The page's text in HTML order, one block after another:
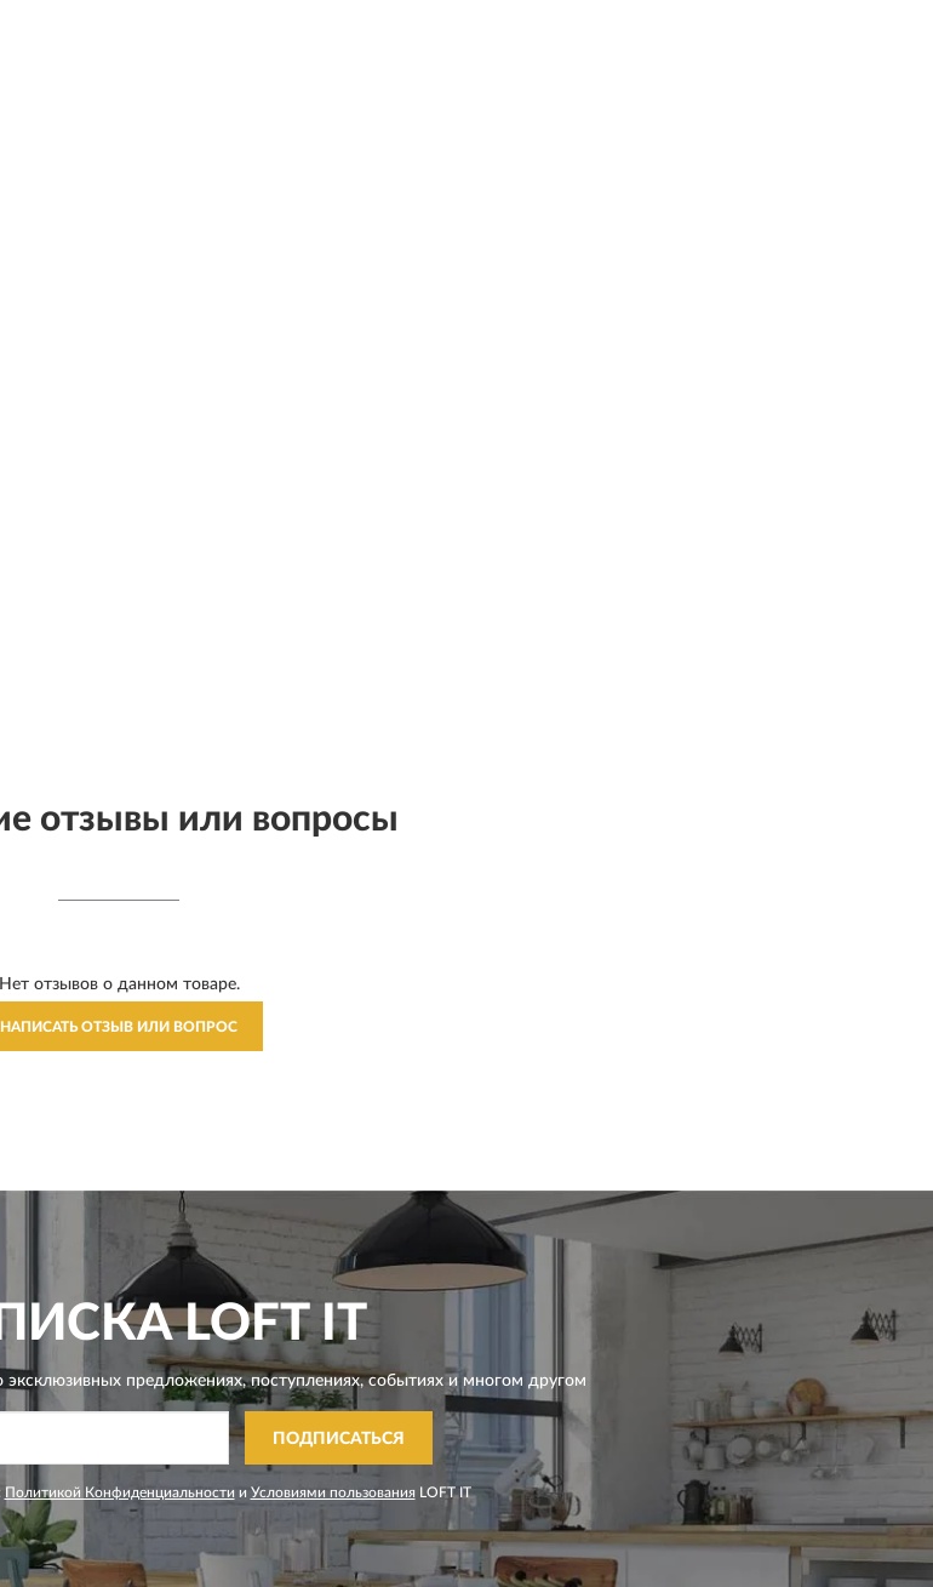
отзывы или вопросы
Нет отзывов о данном товаре.
НАПИСАТЬ ОТЗЫВ ИЛИ ВОПРОС
LOFT IT
предложениях,поступлениях, событиях и многом другом
ПОДПИСАТЬСЯ
Политикой Конфиденциальности и Условиями пользования LOFT IT